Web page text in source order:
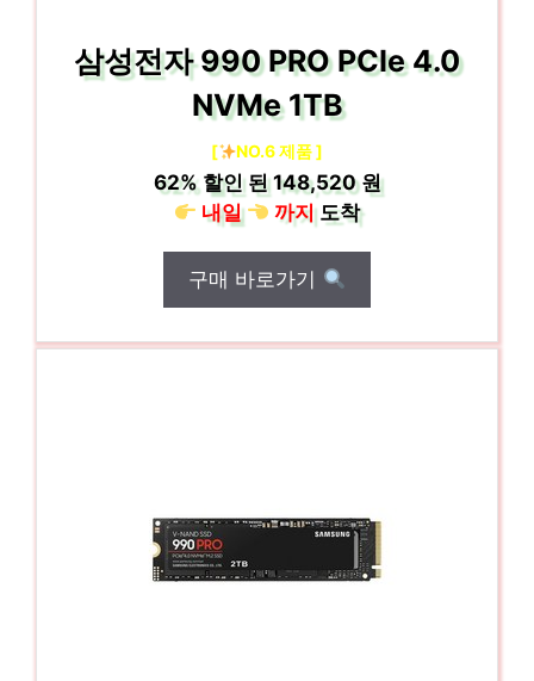
삼성전자 990 PRO PCIe 4.0
NVMe 1TB
[ NO.6 제품 ]
62%할인 된148,520 원
내일
까지도착
구매 바로가기